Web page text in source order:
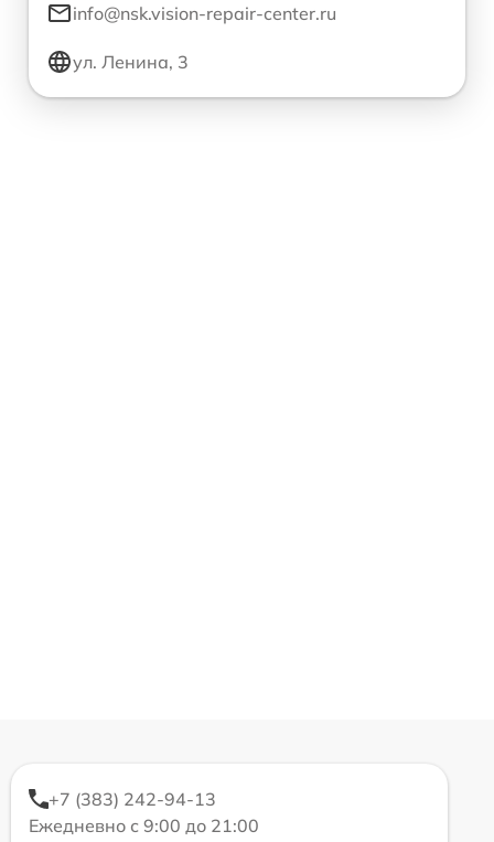
info@nsk.vision-repair-center.ru
ул. Ленина, 3
+7 (383) 242-94-13
Ежедневно с 9:00 до 21:00